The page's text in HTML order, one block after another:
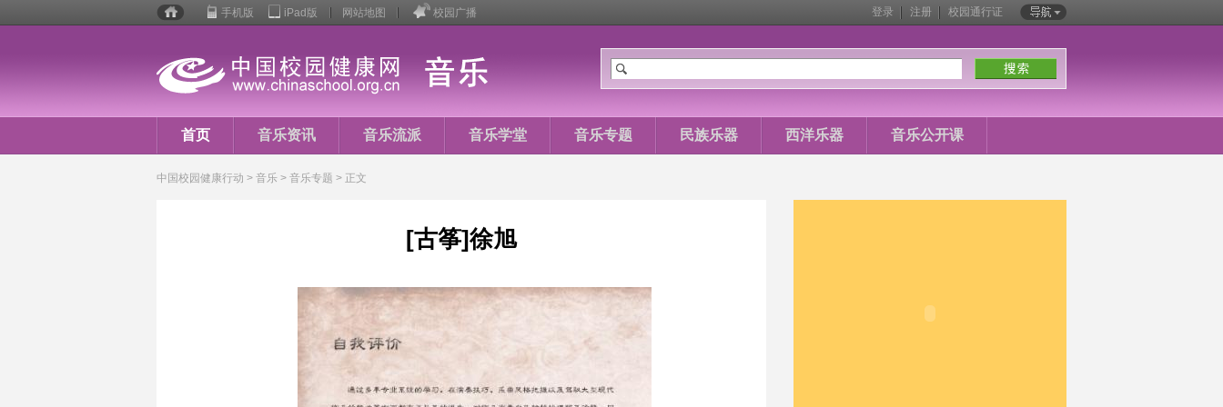
行动
手机版 iPad版 网站地图
校园广播
登录 注册 校园通行证
首页 音乐资讯 音乐流派 音乐学堂 音乐专题 民族乐器 西洋乐器 音乐公开课
音乐人生
中国校园健康行动 > 音乐 > 音乐专题 > 正文
[古筝]徐旭